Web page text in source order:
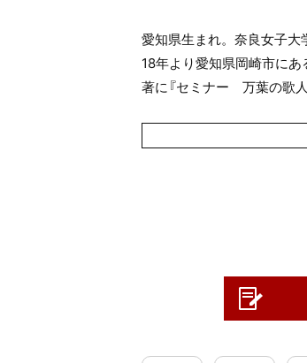
愛知県生まれ。奈良女子大
18年より愛知県岡崎市に
著に『セミナー 万葉の歌人